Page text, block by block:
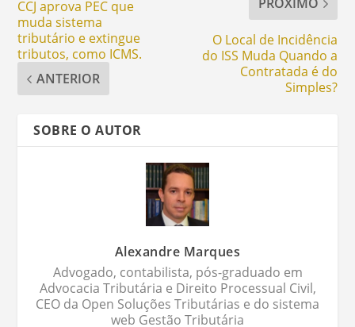
CCJ aprova PEC que
muda sistema
tributário e extingue
tributos, como ICMS.
ANTERIOR
O Local de Incidência
do ISS Muda Quando a
Contratada é do
Simples?
SOBRE O AUTOR
Alexandre Marques
Advogado, contabilista, pós-graduado em
Advocacia Tributária e Direito Processual Civil,
CEO da Open Soluções Tributárias e do sistema
web Gestão Tributária